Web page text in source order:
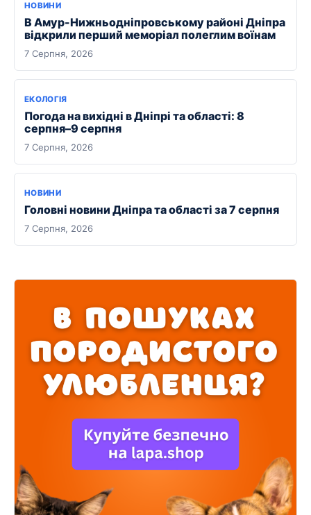
НОВИНИ
В Амур-Нижньодніпровському районі Дніпра
відкрили перший меморіал полеглим воїнам
7 Серпня, 2026
ЕКОЛОГІЯ
Погода на вихідні в Дніпрі та області: 8
серпня–9 серпня
7 Серпня, 2026
НОВИНИ
Головні новини Дніпра та області за 7 серпня
7 Серпня, 2026